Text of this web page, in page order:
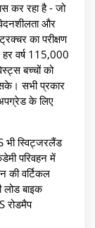
कर रहा है - जो
और
का परीक्षण
हर वर्ष 115,000
बच्चों को
सके। सभी प्रकार
के लिए
भी स्विट्जरलैंड
परिवहन में
की वर्टिकल
लोड बाइक
रोडमैप